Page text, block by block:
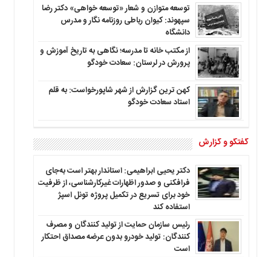
توسعه متوازن و شعار «توسعه خواهی» دکتر رضا
سپهوند: کیوان رباطی روزنامه نگار و مدرس
دانشگاه
از مکتب خانه تا مدرسه؛ نگاهی به تاریخ آموزش و
پرورش در لرستان: سعادت خودگو
کهن ترین گزارش از شهر شاپورخواست: به قلم
استاد سعادت خودگو
گفتگو و گزارش
دکتر یحیی ابراهیمی: استاندار بهتر است به‌جای
فرافکنی و صدور اظهارات غیرکارشناسی، از ظرفیت
خود برای تسریع در تکمیل پروژه تونل اسپژ
استفاده کند
رئیس سازمان حمایت از تولید کنندگان و مصرف
کنندگان: تولید خودرو بدون عرضه مصداق احتکار
است